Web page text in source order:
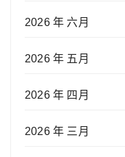
2026 年 六月
2026 年 五月
2026 年 四月
2026 年 三月